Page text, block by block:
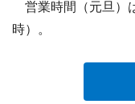
営業時間（元旦）
時）。